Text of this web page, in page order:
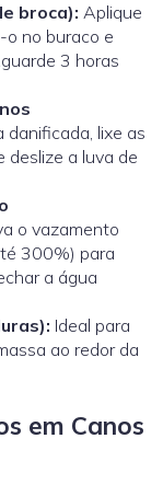
broca): Aplique
no buraco e
3 horas
danificada, lixe as
deslize a luva de
o vazamento
300%) para
a água
Ideal para
ao redor da
em Canos